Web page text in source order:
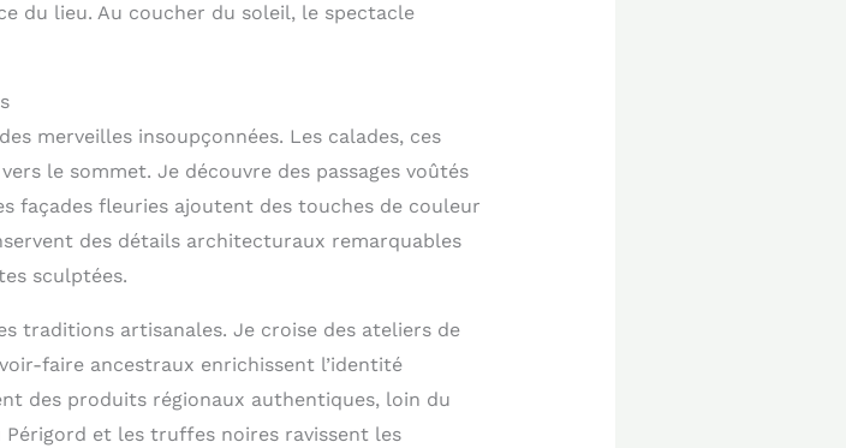
du lieu. Au coucher du soleil, le spectacle
merveilles insoupçonnées. Les calades, ces
le sommet. Je découvre des passages voûtés
façades fleuries ajoutent des touches de couleur
des détails architecturaux remarquables
sculptées.
traditions artisanales. Je croise des ateliers de
faire ancestraux enrichissent l’identité
des produits régionaux authentiques, loin du
et les truffes noires ravissent les